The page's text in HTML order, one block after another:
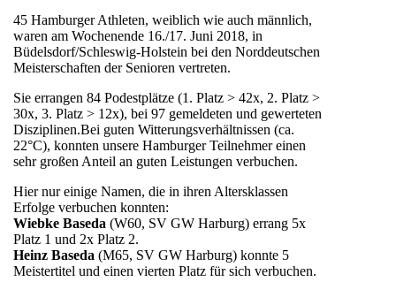
45 Hamburger Athleten, weiblich wie auch männlich,
waren am Wochenende 16./17. Juni 2018, in
Büdelsdorf/Schleswig-Holstein bei den Norddeutschen
Meisterschaften der Senioren vertreten.
Sie errangen 84 Podestplätze (1. Platz > 42x, 2. Platz >
30x, 3. Platz > 12x), bei 97 gemeldeten und gewerteten
Disziplinen.Bei guten Witterungsverhältnissen (ca.
22°C), konnten unsere Hamburger Teilnehmer einen
sehr großen Anteil an guten Leistungen verbuchen.
Hier nur einige Namen, die in ihren Altersklassen
Erfolge verbuchen konnten:
Wiebke Baseda (W60, SV GW Harburg) errang 5x
Platz 1 und 2x Platz 2.
Heinz Baseda (M65, SV GW Harburg) konnte 5
Meistertitel und einen vierten Platz für sich verbuchen.